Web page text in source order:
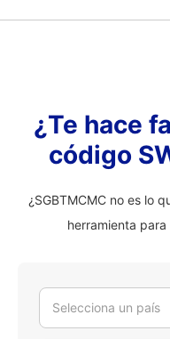
¿Te hace
código
¿SGBTMCMC no es lo
herramienta
Selecciona un país